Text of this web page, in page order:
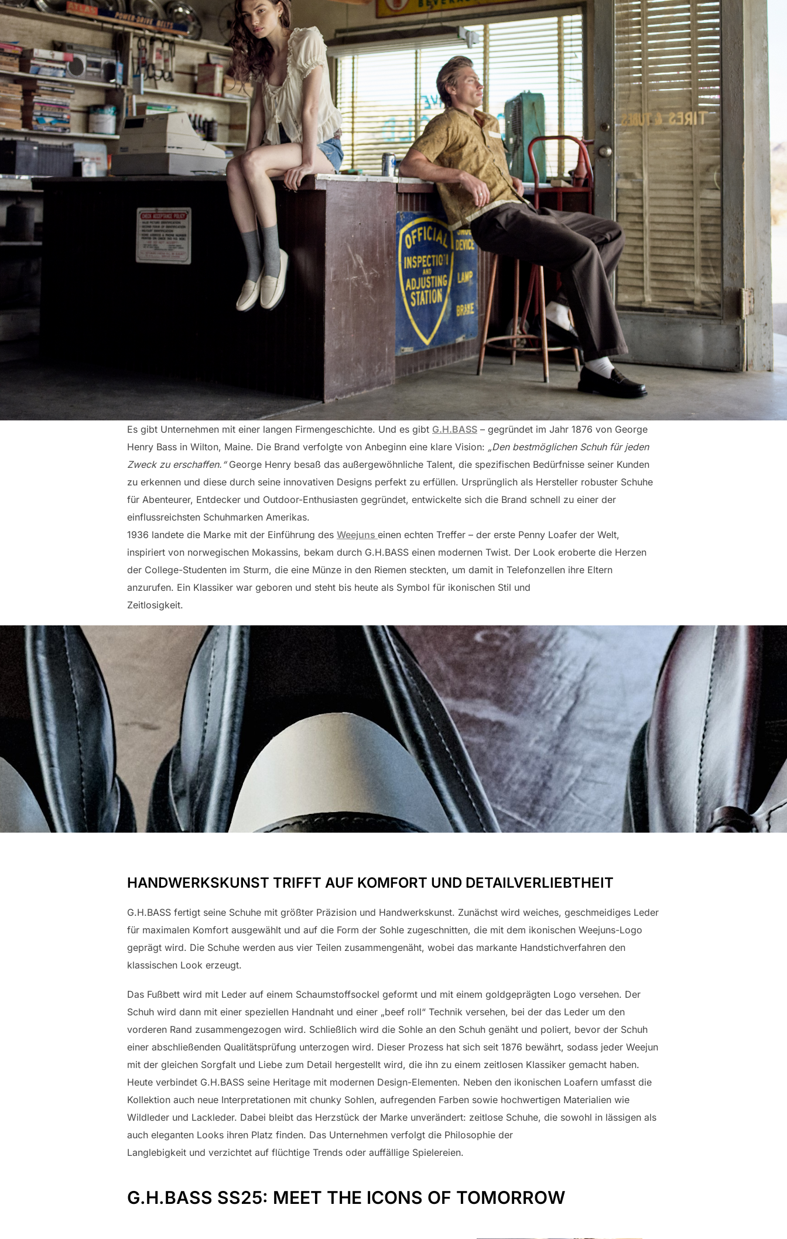
Es gibt Unternehmen mit einer langen Firmengeschichte. Und es gibt G.H.BASS – gegründet im Jahr 1876 von George
Henry Bass in Wilton, Maine. Die Brand verfolgte von Anbeginn eine klare Vision: „Den bestmöglichen Schuh für jeden
Zweck zu erschaffen.“George Henry besaß das außergewöhnliche Talent, die spezifischen Bedürfnisse seiner Kunden
zu erkennen und diese durch seine innovativen Designs perfekt zu erfüllen. Ursprünglich als Hersteller robuster Schuhe
für Abenteurer, Entdecker und Outdoor-Enthusiasten gegründet, entwickelte sich die Brand schnell zu einer der
einflussreichsten Schuhmarken Amerikas.
1936 landete die Marke mit der Einführung des Weejuns einen echten Treffer – der erste Penny Loafer der Welt,
inspiriert von norwegischen Mokassins, bekam durch G.H.BASS einen modernen Twist. Der Look eroberte die Herzen
der College-Studenten im Sturm, die eine Münze in den Riemen steckten, um damit in Telefonzellen ihre Eltern
anzurufen. Ein Klassiker war geboren und steht bis heute als Symbol für ikonischen Stil und
Zeitlosigkeit.
HANDWERKSKUNST TRIFFT AUF KOMFORT UND DETAILVERLIEBTHEIT
G.H.BASS fertigt seine Schuhe mit größter Präzision und Handwerkskunst. Zunächst wird weiches, geschmeidiges Leder
für maximalen Komfort ausgewählt und auf die Form der Sohle zugeschnitten, die mit dem ikonischen Weejuns-Logo
geprägt wird. Die Schuhe werden aus vier Teilen zusammengenäht, wobei das markante Handstichverfahren den
klassischen Look erzeugt.
Das Fußbett wird mit Leder auf einem Schaumstoffsockel geformt und mit einem goldgeprägten Logo versehen. Der
Schuh wird dann mit einer speziellen Handnaht und einer „beef roll“ Technik versehen, bei der das Leder um den
vorderen Rand zusammengezogen wird. Schließlich wird die Sohle an den Schuh genäht und poliert, bevor der Schuh
einer abschließenden Qualitätsprüfung unterzogen wird. Dieser Prozess hat sich seit 1876 bewährt, sodass jeder Weejun
mit der gleichen Sorgfalt und Liebe zum Detail hergestellt wird, die ihn zu einem zeitlosen Klassiker gemacht haben.
Heute verbindet G.H.BASS seine Heritage mit modernen Design-Elementen. Neben den ikonischen Loafern umfasst die
Kollektion auch neue Interpretationen mit chunky Sohlen, aufregenden Farben sowie hochwertigen Materialien wie
Wildleder und Lackleder. Dabei bleibt das Herzstück der Marke unverändert: zeitlose Schuhe, die sowohl in lässigen als
auch eleganten Looks ihren Platz finden. Das Unternehmen verfolgt die Philosophie der
Langlebigkeit und verzichtet auf flüchtige Trends oder auffällige Spielereien.
G.H.BASS SS25: MEET THE ICONS OF TOMORROW